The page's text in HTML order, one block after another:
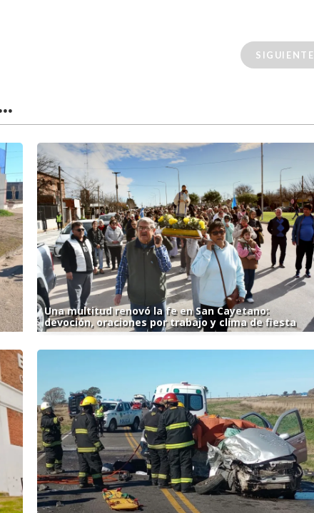
SIGUIENTE
Una multitud renovó la fe en San Cayetano:
devoción, oraciones por trabajo y clima de fiesta